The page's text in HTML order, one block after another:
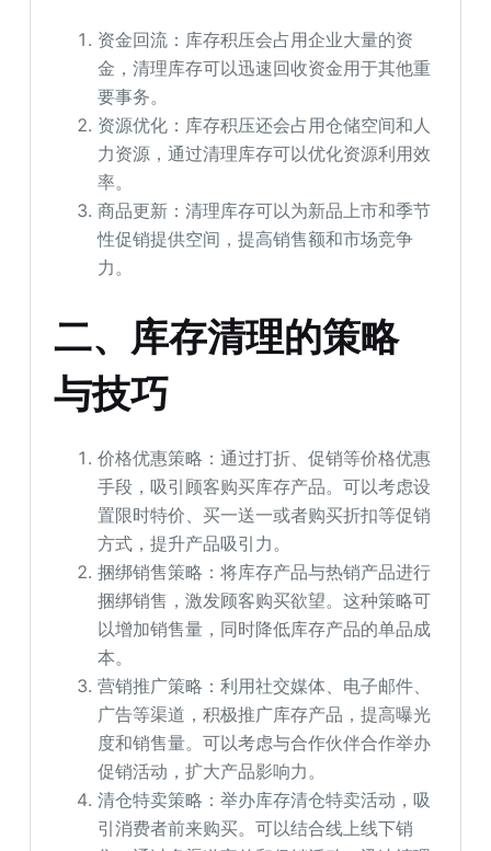
资金回流：库存积压会占用企业大量的资
金，清理库存可以迅速回收资金用于其他重
要事务。
资源优化：库存积压还会占用仓储空间和人
力资源，通过清理库存可以优化资源利用效
率。
商品更新：清理库存可以为新品上市和季节
性促销提供空间，提高销售额和市场竞争
力。
二、库存清理的策略
与技巧
价格优惠策略：通过打折、促销等价格优惠
手段，吸引顾客购买库存产品。可以考虑设
置限时特价、买一送一或者购买折扣等促销
方式，提升产品吸引力。
捆绑销售策略：将库存产品与热销产品进行
捆绑销售，激发顾客购买欲望。这种策略可
以增加销售量，同时降低库存产品的单品成
本。
营销推广策略：利用社交媒体、电子邮件、
广告等渠道，积极推广库存产品，提高曝光
度和销售量。可以考虑与合作伙伴合作举办
促销活动，扩大产品影响力。
清仓特卖策略：举办库存清仓特卖活动，吸
引消费者前来购买。可以结合线上线下销